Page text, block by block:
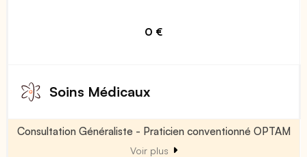
0 €
Soins Médicaux
Consultation Généraliste - Praticien conventionné OPTAM
Voir plus